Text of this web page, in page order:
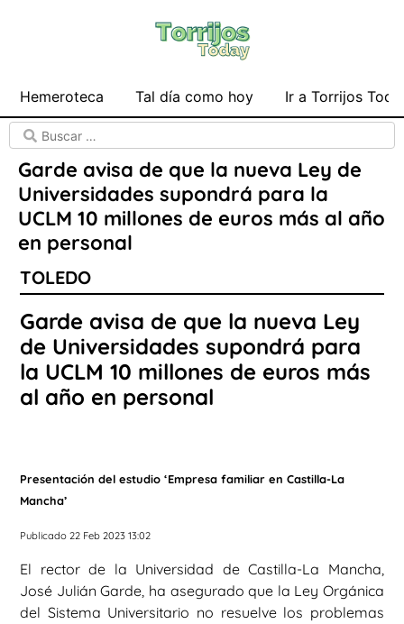
Hemeroteca Tal día como hoy Ir a Torrijos
Garde avisa de que la nueva Ley de
Universidades supondrá para la
UCLM 10 millones de euros más al año
en personal
TOLEDO
Garde avisa de que la nueva Ley
de Universidades supondrá para
la UCLM 10 millones de euros más
al año en personal
Presentación del estudio ‘Empresa familiar en Castilla-La
Mancha’
Publicado 22 Feb 2023 13:02
El rector de la Universidad de Castilla-La Mancha,
José Julián Garde, ha asegurado que la Ley Orgánica
del Sistema Universitario no resuelve los problemas